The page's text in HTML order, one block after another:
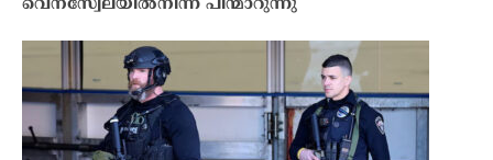
വെനസ്വേലയിൽനിന്ന് പിന്മാറുന്നു